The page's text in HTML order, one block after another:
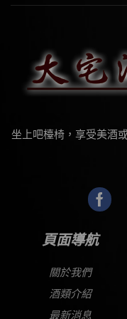
坐上吧檯椅，享受美酒
頁面導航
關於我們
酒類介紹
最新消息